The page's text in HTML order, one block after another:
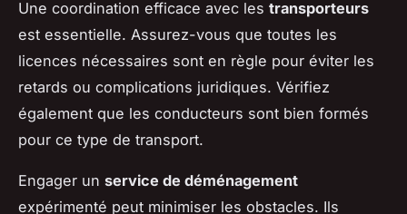
Une coordination efficace avec les transporteurs
est essentielle. Assurez-vous que toutes les
licences nécessaires sont en règle pour éviter les
retards ou complications juridiques. Vérifiez
également que les conducteurs sont bien formés
pour ce type de transport.
Engager un service de déménagement
expérimenté peut minimiser les obstacles. Ils